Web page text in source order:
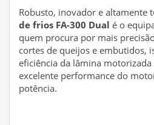
Robusto, inovador e altamente
de frios FA-300 Dual é o
quem procura por mais
cortes de queijos e embutidos,
eficiência da lâmina
excelente performance do
potência.